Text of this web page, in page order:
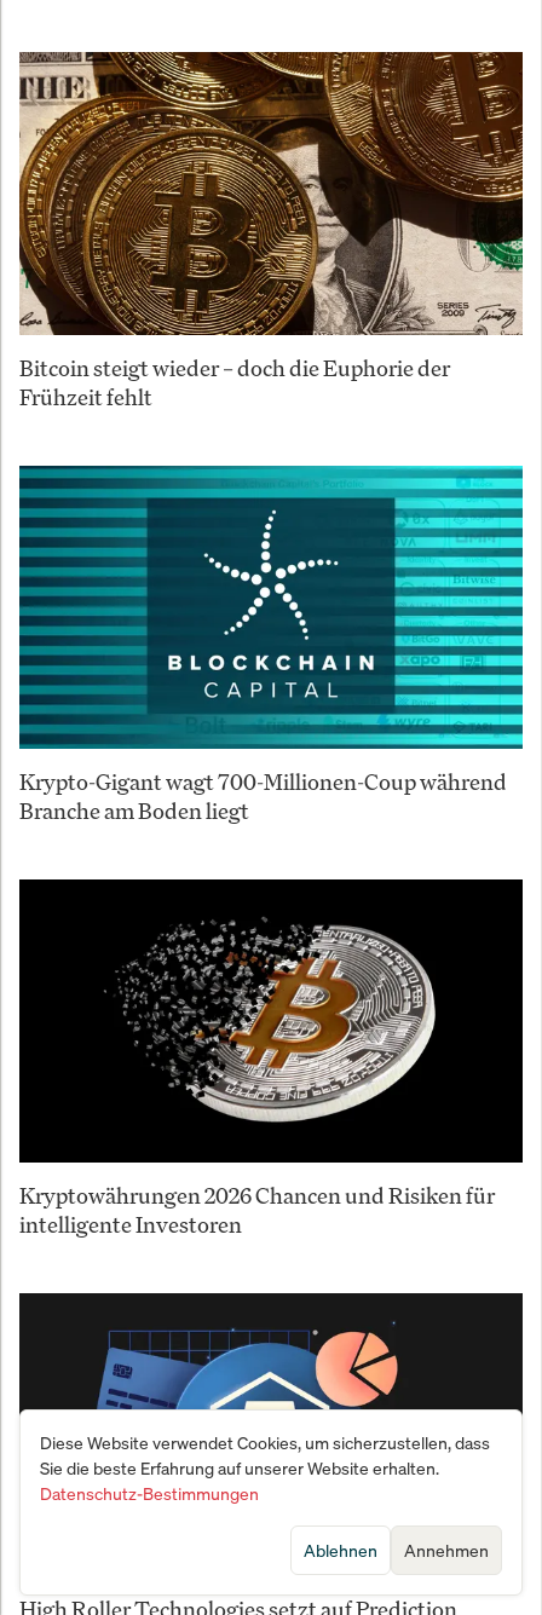
Bitcoin steigt wieder – doch die Euphorie der
Frühzeit fehlt
Krypto-Gigant wagt 700-Millionen-Coup während
Branche am Boden liegt
Kryptowährungen 2026 Chancen und Risiken für
intelligente Investoren
Diese Website verwendet Cookies, um sicherzustellen, dass
Sie die beste Erfahrung auf unserer Website erhalten.
Datenschutz-Bestimmungen
Annehmen
Ablehnen